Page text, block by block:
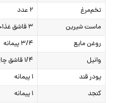
تخم‌مرغ
۲ عدد
ماست شیرین
۳ قاشق غذاخوری
روغن مایع
۳/۴ پیمانه
وانیل
۱/۴ قاشق چای‌خوری
پودر قند
۱ پیمانه
کنجد
۱ پیمانه